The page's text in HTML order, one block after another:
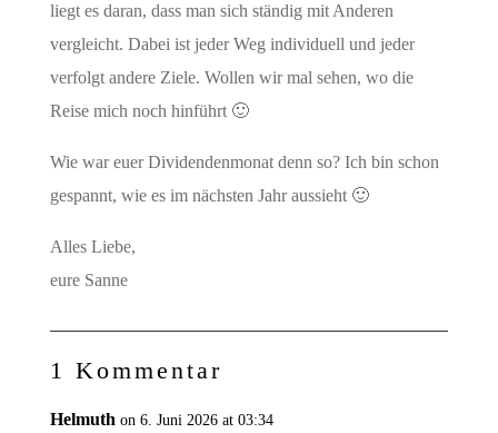
liegt es daran, dass man sich ständig mit Anderen
vergleicht. Dabei ist jeder Weg individuell und jeder
verfolgt andere Ziele. Wollen wir mal sehen, wo die
Reise mich noch hinführt 🙂
Wie war euer Dividendenmonat denn so? Ich bin schon
gespannt, wie es im nächsten Jahr aussieht 🙂
Alles Liebe,
eure Sanne
1 Kommentar
Helmuth on 6. Juni 2026 at 03:34